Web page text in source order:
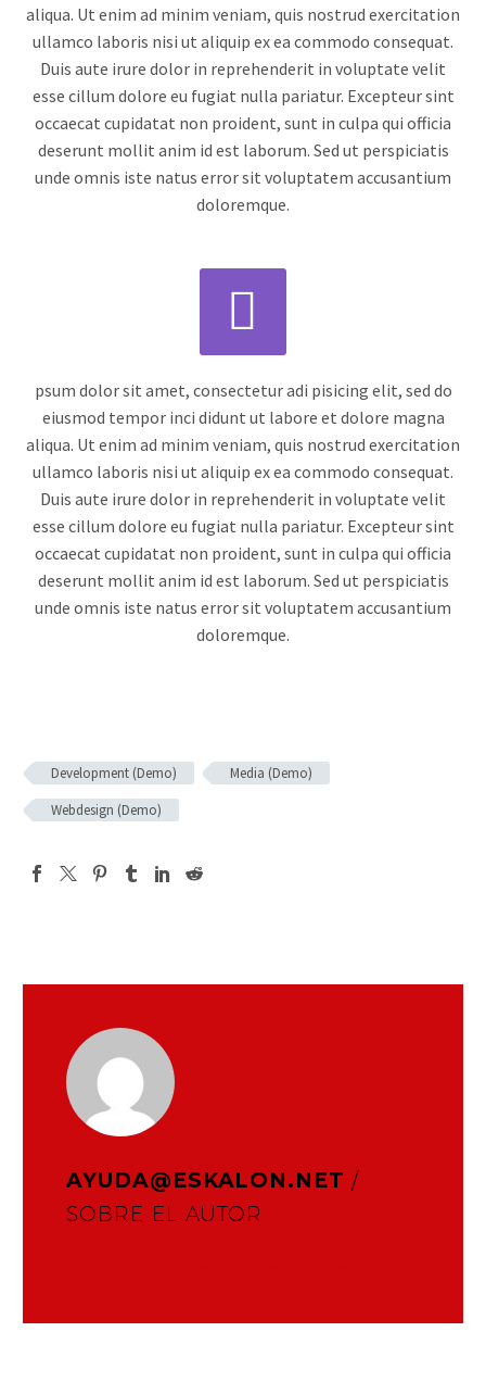
aliqua. Ut enim ad minim veniam, quis nostrud exercitation
ullamco laboris nisi ut aliquip ex ea commodo consequat.
Duis aute irure dolor in reprehenderit in voluptate velit
esse cillum dolore eu fugiat nulla pariatur. Excepteur sint
occaecat cupidatat non proident, sunt in culpa qui officia
deserunt mollit anim id est laborum. Sed ut perspiciatis
unde omnis iste natus error sit voluptatem accusantium
doloremque.


psum dolor sit amet, consectetur adi pisicing elit, sed do
eiusmod tempor inci didunt ut labore et dolore magna
aliqua. Ut enim ad minim veniam, quis nostrud exercitation
ullamco laboris nisi ut aliquip ex ea commodo consequat.
Duis aute irure dolor in reprehenderit in voluptate velit
esse cillum dolore eu fugiat nulla pariatur. Excepteur sint
occaecat cupidatat non proident, sunt in culpa qui officia
deserunt mollit anim id est laborum. Sed ut perspiciatis
unde omnis iste natus error sit voluptatem accusantium
doloremque.
Development (Demo)
Media (Demo)
Webdesign (Demo)
AYUDA@ESKALON.NET/
SOBRE EL AUTOR